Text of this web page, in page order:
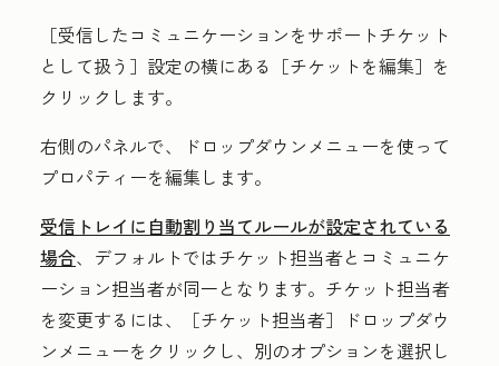
［受信したコミュニケーションをサポートチケット
として扱う］設定の横にある［チケットを編集］ を
クリックします。
右側のパネルで、ドロップダウンメニューを使って
プロパティーを編集します。
受信トレイに自動割り当てルールが設定されている
場合、デフォルトではチケット担当者とコミュニケ
ーション担当者が同一となります。チケット担当者
を変更するには、
［チケット担当者］ドロップダウ
ンメニューをクリックし、別のオプションを選択し